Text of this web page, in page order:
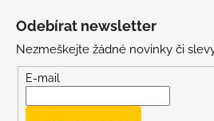
Odebírat newsletter
Nezmeškejte žádné novinky či
E-mail